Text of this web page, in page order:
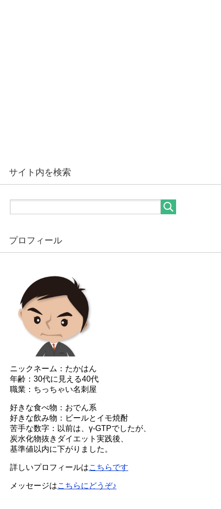
サイト内を検索
プロフィール
ニックネーム：たかはん
年齢：30代に見える40代
職業：ちっちゃい名刺屋
好きな食べ物：おでん系
好きな飲み物：ビールとイモ焼酎
苦手な数字：以前は、γ-GTPでしたが、
炭水化物抜きダイエット実践後、
基準値以内に下がりました。
詳しいプロフィールはこちらです
メッセージはこちらにどうぞ♪